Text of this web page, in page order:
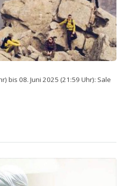
bis 08. Juni 2025 (21:59 Uhr): Sale